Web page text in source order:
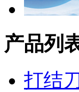
产品列
打结